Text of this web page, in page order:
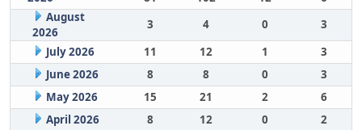
August
2026
3 4 0
3
July 2026
11 12 1
3
June 2026
8 8 0
3
May 2026
15 21 2
6
April 2026
8 12 0
2